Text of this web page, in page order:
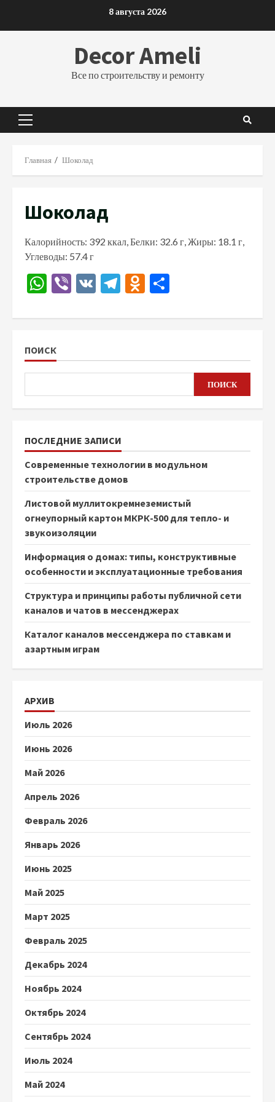
8 августа 2026
Decor Ameli
Все по строительству и ремонту
Основное
Главная Шоколад
Шоколад
Калорийность: 392 ккал, Белки: 32.6 г, Жиры: 18.1 г,
Углеводы: 57.4 г
WhatsApp
Viber
VK Telegram
Odnoklassniki
ПОИСК
ПОИСК
ПОСЛЕДНИЕ ЗАПИСИ
Современные технологии в модульном
строительстве домов
Листовой муллитокремнеземистый
огнеупорный картон МКРК-500 для тепло- и
звукоизоляции
Информация о домах: типы, конструктивные
особенности и эксплуатационные требования
Структура и принципы работы публичной сети
каналов и чатов в мессенджерах
Каталог каналов мессенджера по ставкам и
азартным играм
АРХИВ
Июль 2026
Июнь 2026
Май 2026
Апрель 2026
Февраль 2026
Январь 2026
Июнь 2025
Май 2025
Март 2025
Февраль 2025
Декабрь 2024
Ноябрь 2024
Октябрь 2024
Сентябрь 2024
Июль 2024
Май 2024